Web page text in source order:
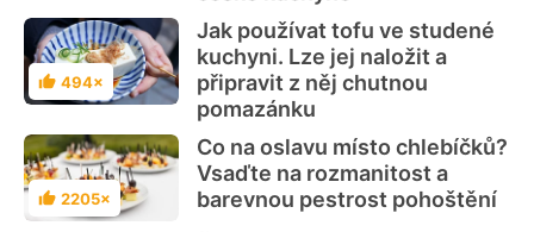
Hodnocení
494×
Jak používat tofu ve studené
kuchyni. Lze jej naložit a
připravit z něj chutnou
pomazánku
Hodnocení
2205×
Co na oslavu místo chlebíčků?
Vsaďte na rozmanitost a
barevnou pestrost pohoštění